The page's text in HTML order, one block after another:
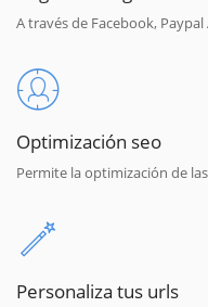
A través de Facebook,
Optimización seo
Permite la optimización de
Personaliza tus urls